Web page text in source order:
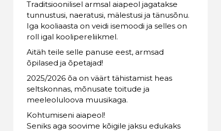
Traditsioonilisel armsal aiapeol jagatakse
tunnustusi, naeratusi, mälestusi ja tänusõnu.
Iga kooliaasta on veidi isemoodi ja selles on
roll igal koolipereliikmel.
Aitäh teile selle panuse eest, armsad
õpilased ja õpetajad!
2025/2026 õa on väärt tähistamist heas
seltskonnas, mõnusate toitude ja
meeleoluloova muusikaga.
Kohtumiseni aiapeol!
Seniks aga soovime kõigile jaksu edukaks